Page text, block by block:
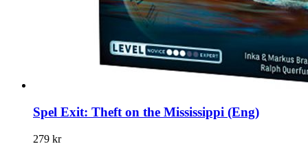
Spel Exit: Theft on the Mississippi (Eng)
279 kr